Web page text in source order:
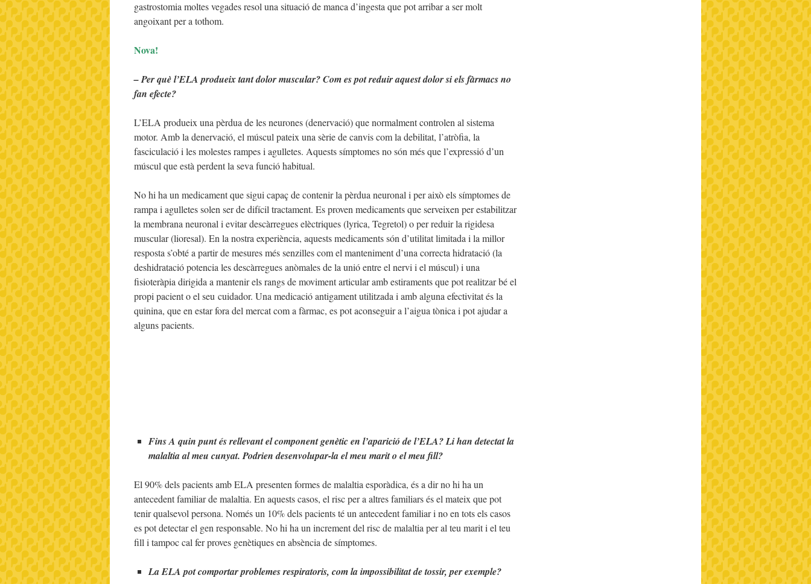
gastrostomia moltes vegades resol una situació de manca d’ingesta que pot arribar a ser molt
angoixant per a tothom.
Nova!
– Per què l’ELA produeix tant dolor muscular? Com es pot reduir aquest dolor si els fàrmacs no
fan efecte?
L’ELA produeix una pèrdua de les neurones (denervació) que normalment controlen al sistema
motor. Amb la denervació, el múscul pateix una sèrie de canvis com la debilitat, l’atròfia, la
fasciculació i les molestes rampes i agulletes. Aquests símptomes no són més que l’expressió d’un
múscul que està perdent la seva funció habitual.
No hi ha un medicament que sigui capaç de contenir la pèrdua neuronal i per això els símptomes de
rampa i agulletes solen ser de difícil tractament. Es proven medicaments que serveixen per estabilitzar
la membrana neuronal i evitar descàrregues elèctriques (lyrica, Tegretol) o per reduir la rigidesa
muscular (lioresal). En la nostra experiència, aquests medicaments són d’utilitat limitada i la millor
resposta s’obté a partir de mesures més senzilles com el manteniment d’una correcta hidratació (la
deshidratació potencia les descàrregues anòmales de la unió entre el nervi i el múscul) i una
fisioteràpia dirigida a mantenir els rangs de moviment articular amb estiraments que pot realitzar bé el
propi pacient o el seu cuidador. Una medicació antigament utilitzada i amb alguna efectivitat és la
quinina, que en estar fora del mercat com a fàrmac, es pot aconseguir a l’aigua tònica i pot ajudar a
alguns pacients.
Fins A quin punt és rellevant el component genètic en l’aparició de l’ELA? Li han detectat la
malaltia al meu cunyat. Podrien desenvolupar-la el meu marit o el meu fill?
El 90% dels pacients amb ELA presenten formes de malaltia esporàdica, és a dir no hi ha un
antecedent familiar de malaltia. En aquests casos, el risc per a altres familiars és el mateix que pot
tenir qualsevol persona. Només un 10% dels pacients té un antecedent familiar i no en tots els casos
es pot detectar el gen responsable. No hi ha un increment del risc de malaltia per al teu marit i el teu
fill i tampoc cal fer proves genètiques en absència de símptomes.
La ELA pot comportar problemes respiratoris, com la impossibilitat de tossir, per exemple?